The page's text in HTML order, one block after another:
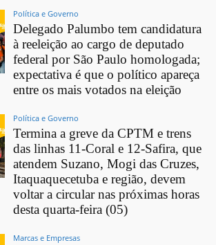
Política e Governo
Delegado Palumbo tem candidatura
à reeleição ao cargo de deputado
federal por São Paulo homologada;
expectativa é que o político apareça
entre os mais votados na eleição
Política e Governo
Termina a greve da CPTM e trens
das linhas 11-Coral e 12-Safira, que
atendem Suzano, Mogi das Cruzes,
Itaquaquecetuba e região, devem
voltar a circular nas próximas horas
desta quarta-feira (05)
Marcas e Empresas